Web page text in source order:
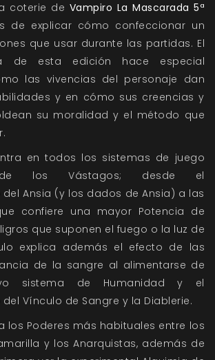
coterie de Vampiro La Mascarada 5ª
de explicar cómo confeccionar un
que usar durante las partidas. El
de esta edición hace especial
las vivencias del personaje dan
y en cómo sus creencias y
su moralidad y el método que
en todos los sistemas de juego
de los Vástagos; desde el
Ansia (y los dados de Ansia) a las
confiere una mayor Potencia de
que suponen el fuego o la luz de
explica además el efecto de las
de la sangre al alimentarse de
sistema de Humanidad y el
Vínculo de Sangre y la Diablerie.
los Poderes más habituales entre los
y los Anarquistas, además de